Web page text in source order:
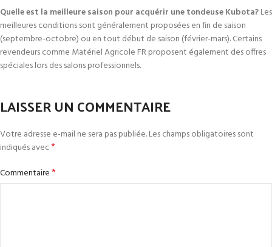
Quelle est la meilleure saison pour acquérir une tondeuse Kubota?Les
meilleures conditions sont généralement proposées en fin de saison
(septembre-octobre) ou en tout début de saison (février-mars). Certains
revendeurs comme Matériel Agricole FR proposent également des offres
spéciales lors des salons professionnels.
LAISSER UN COMMENTAIRE
Votre adresse e-mail ne sera pas publiée.Les champs obligatoires sont
indiqués avec*
Commentaire*